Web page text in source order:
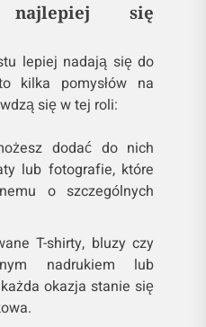
się
lepiej nadają się do
kilka pomysłów na
się w tej roli:
dodać do nich
lub fotografie, które
o szczególnych
T-shirty, bluzy czy
nadrukiem lub
okazja stanie się